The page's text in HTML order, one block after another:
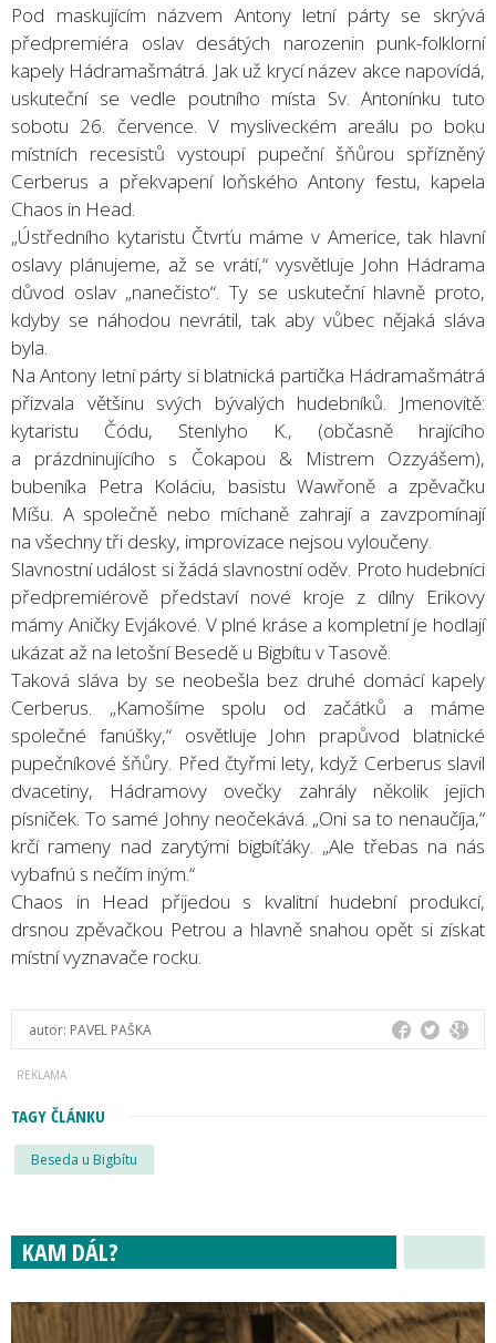
Pod maskujícím názvem Antony letní párty se skrývá
předpremiéra oslav desátých narozenin punk-folklorní
kapely Hádramašmátrá. Jak už krycí název akce napovídá,
uskuteční se vedle poutního místa Sv. Antonínku tuto
sobotu 26. července. V mysliveckém areálu po boku
místních recesistů vystoupí pupeční šňůrou spřízněný
Cerberus a překvapení loňského Antony festu, kapela
Chaos in Head.
„Ústředního kytaristu Čtvrťu máme v Americe, tak hlavní
oslavy plánujeme, až se vrátí,“ vysvětluje John Hádrama
důvod oslav „nanečisto“. Ty se uskuteční hlavně proto,
kdyby se náhodou nevrátil, tak aby vůbec nějaká sláva
byla.
Na Antony letní párty si blatnická partička Hádramašmátrá
přizvala většinu svých bývalých hudebníků. Jmenovitě:
kytaristu Čódu, Stenlyho K., (občasně hrajícího
a prázdninujícího s Čokapou & Mistrem Ozzyášem),
bubeníka Petra Koláciu, basistu Wawřoně a zpěvačku
Míšu. A společně nebo míchaně zahrají a zavzpomínají
na všechny tři desky, improvizace nejsou vyloučeny.
Slavnostní událost si žádá slavnostní oděv. Proto hudebníci
předpremiérově představí nové kroje z dílny Erikovy
mámy Aničky Evjákové. V plné kráse a kompletní je hodlají
ukázat až na letošní Besedě u Bigbítu v Tasově.
Taková sláva by se neobešla bez druhé domácí kapely
Cerberus. „Kamošíme spolu od začátků a máme
společné fanúšky,“ osvětluje John prapůvod blatnické
pupečníkové šňůry. Před čtyřmi lety, když Cerberus slavil
dvacetiny, Hádramovy ovečky zahrály několik jejich
písniček. To samé Johny neočekává. „Oni sa to nenaučíja,“
krčí rameny nad zarytými bigbíťáky. „Ale třebas na nás
vybafnú s nečím iným.“
Chaos in Head přijedou s kvalitní hudební produkcí,
drsnou zpěvačkou Petrou a hlavně snahou opět si získat
místní vyznavače rocku.
autor: PAVEL PAŠKA
TAGY ČLÁNKU
Beseda u Bigbítu
KAM DÁL?